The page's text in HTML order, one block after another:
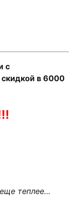
с
скидкой в 6000
теплее…